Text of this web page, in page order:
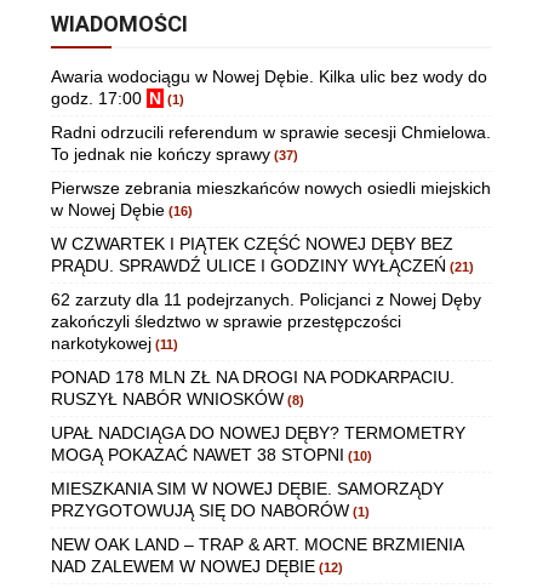
WIADOMOŚCI
Awaria wodociągu w Nowej Dębie. Kilka ulic bez wody do
godz. 17:00 N (1)
Radni odrzucili referendum w sprawie secesji Chmielowa.
To jednak nie kończy sprawy (37)
Pierwsze zebrania mieszkańców nowych osiedli miejskich
w Nowej Dębie (16)
W CZWARTEK I PIĄTEK CZĘŚĆ NOWEJ DĘBY BEZ
PRĄDU. SPRAWDŹ ULICE I GODZINY WYŁĄCZEŃ (21)
62 zarzuty dla 11 podejrzanych. Policjanci z Nowej Dęby
zakończyli śledztwo w sprawie przestępczości
narkotykowej (11)
PONAD 178 MLN ZŁ NA DROGI NA PODKARPACIU.
RUSZYŁ NABÓR WNIOSKÓW (8)
UPAŁ NADCIĄGA DO NOWEJ DĘBY? TERMOMETRY
MOGĄ POKAZAĆ NAWET 38 STOPNI (10)
MIESZKANIA SIM W NOWEJ DĘBIE. SAMORZĄDY
PRZYGOTOWUJĄ SIĘ DO NABORÓW (1)
NEW OAK LAND – TRAP & ART. MOCNE BRZMIENIA
NAD ZALEWEM W NOWEJ DĘBIE (12)